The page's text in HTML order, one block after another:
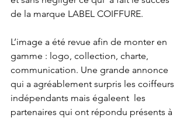
de la marque LABEL COIFFURE.
L’image a été revue afin de monter en
gamme : logo, collection, charte,
communication. Une grande annonce
qui a agréablement surpris les coiffeurs
indépendants mais égaleent  les
partenaires qui ont répondu présents à